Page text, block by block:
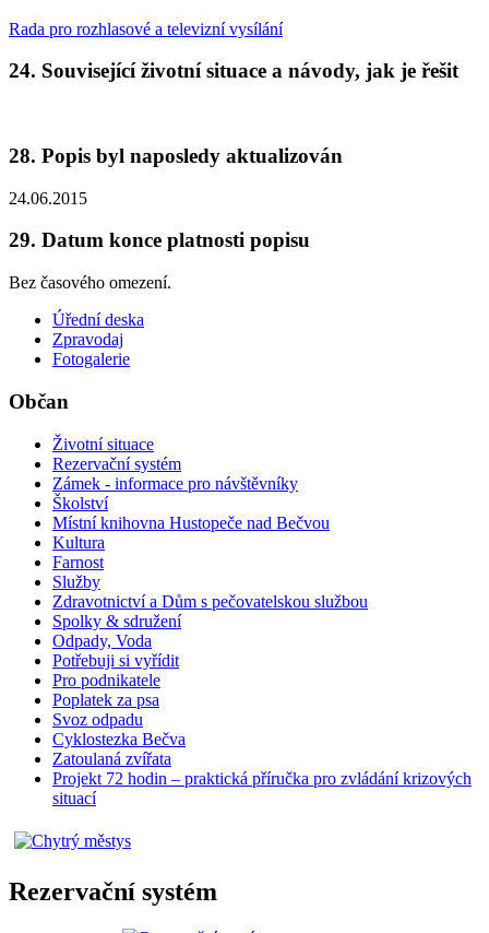
Rada pro rozhlasové a televizní vysílání
24. Související životní situace a návody, jak je řešit
28. Popis byl naposledy aktualizován
24.06.2015
29. Datum konce platnosti popisu
Bez časového omezení.
Úřední deska
Zpravodaj
Fotogalerie
Občan
Životní situace
Rezervační systém
Zámek - informace pro návštěvníky
Školství
Místní knihovna Hustopeče nad Bečvou
Kultura
Farnost
Služby
Zdravotnictví a Dům s pečovatelskou službou
Spolky & sdružení
Odpady, Voda
Potřebuji si vyřídit
Pro podnikatele
Poplatek za psa
Svoz odpadu
Cyklostezka Bečva
Zatoulaná zvířata
Projekt 72 hodin – praktická příručka pro zvládání krizových
situací
Rezervační systém